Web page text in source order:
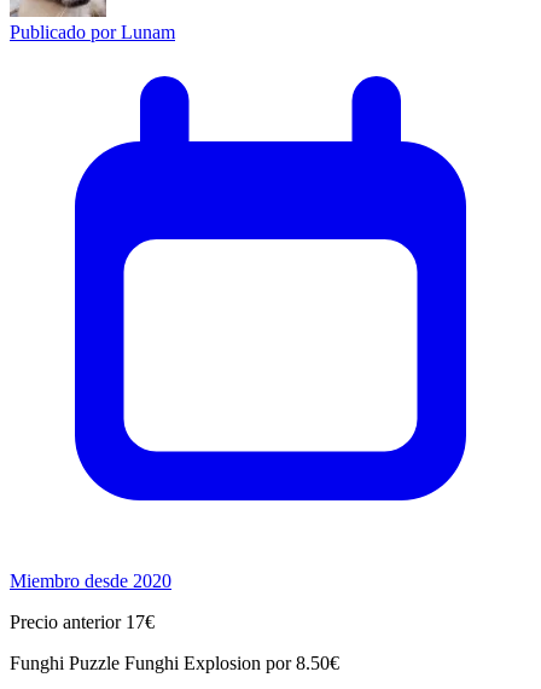
Publicado porLunam
Miembro desde 2020
Precio anterior 17€
Funghi Puzzle Funghi Explosion por 8.50€